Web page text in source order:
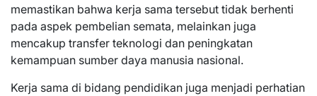
memastikan bahwa kerja sama tersebut tidak berhenti
pada aspek pembelian semata, melainkan juga
mencakup transfer teknologi dan peningkatan
kemampuan sumber daya manusia nasional.
Kerja sama di bidang pendidikan juga menjadi perhatian